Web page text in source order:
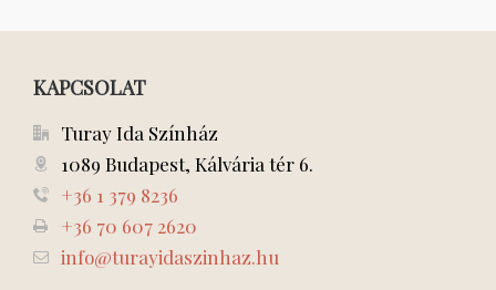
KAPCSOLAT
Turay Ida Színház
1089 Budapest, Kálvária tér 6.
+36 1 379 8236
+36 70 607 2620
info@turayidaszinhaz.hu